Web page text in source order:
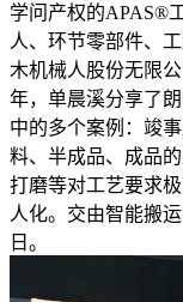
学问产权的APAS®
人、环节零部件、
木机械人股份无限
年，单晨溪分享了
中的多个案例：竣
料、半成品、成品
打磨等对工艺要求
人化。交由智能搬
日。